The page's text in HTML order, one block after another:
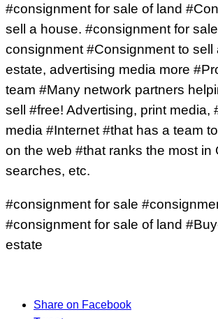
#consignment for sale of land
sell a house. #consignment for
consignment #Consignment to sell
estate, advertising media more
team #Many network partners
sell #free! Advertising, print media,
media #Internet #that has a team
on the web #that ranks the most in
searches, etc.
#consignment for sale
#consignment for sale of land
estate
Share on Facebook